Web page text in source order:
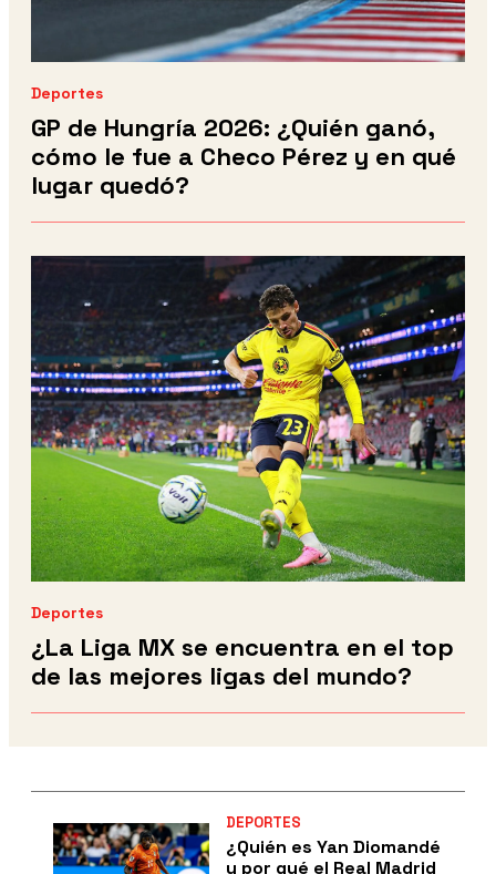
Deportes
GP de Hungría 2026: ¿Quién ganó,
cómo le fue a Checo Pérez y en qué
lugar quedó?
Deportes
¿La Liga MX se encuentra en el top
de las mejores ligas del mundo?
DEPORTES
¿Quién es Yan Diomandé
y por qué el Real Madrid